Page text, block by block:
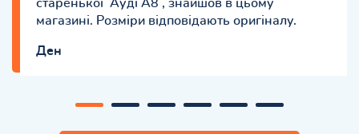
старенької Ауді А8 , знайшов в цьому
магазині. Розміри відповідають оригіналу.
Ден